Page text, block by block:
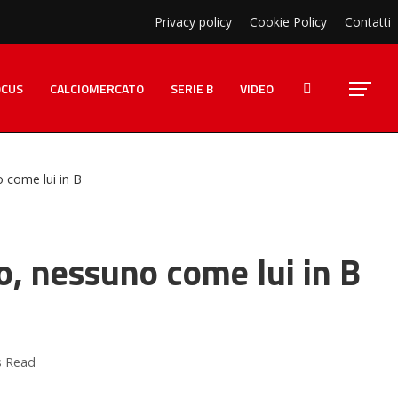
Privacy policy Cookie Policy Contatti
CALCIOMERCATO SERIE B VIDEO
come lui in B
nessuno come lui in B
Read